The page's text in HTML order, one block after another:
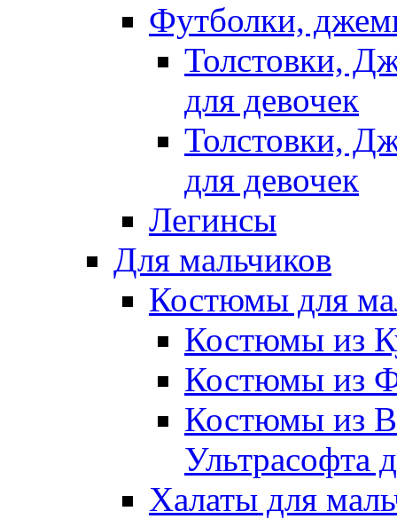
Футболки,
Толстовки,
для девочек
Толстовки,
для девочек
Легинсы
Для мальчиков
Костюмы для
Костюмы из
Костюмы из
Костюмы из
Ультрасофта
Халаты для